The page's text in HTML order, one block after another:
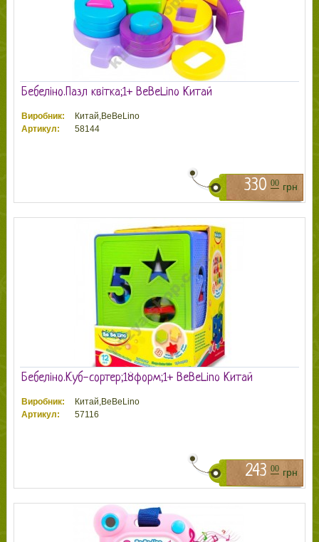
Бебеліно.Пазл квітка;1+ BeBeLino Китай
Виробник:
Китай,BeBeLino
Артикул:
58144
330 00 грн
Бебеліно.Куб-сортер;18форм;1+ BeBeLino Китай
Виробник:
Китай,BeBeLino
Артикул:
57116
243 00 грн